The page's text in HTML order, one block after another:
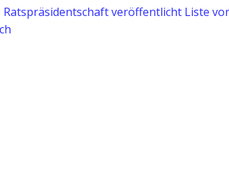
Ratspräsidentschaft veröffentlicht Liste